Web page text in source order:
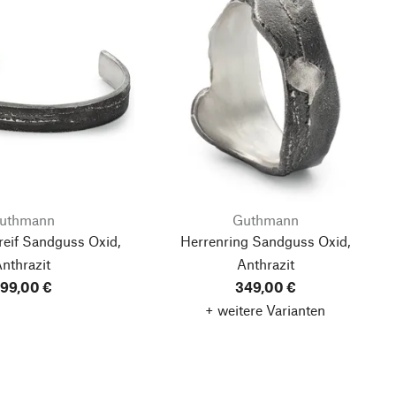
Sandguss Oxid,
€
Guthmann
Herrenring Sandguss Oxid,
Anthrazit
349,00 €
+ weitere Varianten